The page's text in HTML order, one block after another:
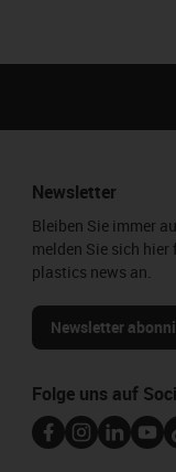
Newsletter
Bleiben Sie immer
melden Sie sich
plastics news an.
Newsletter
Folge uns auf